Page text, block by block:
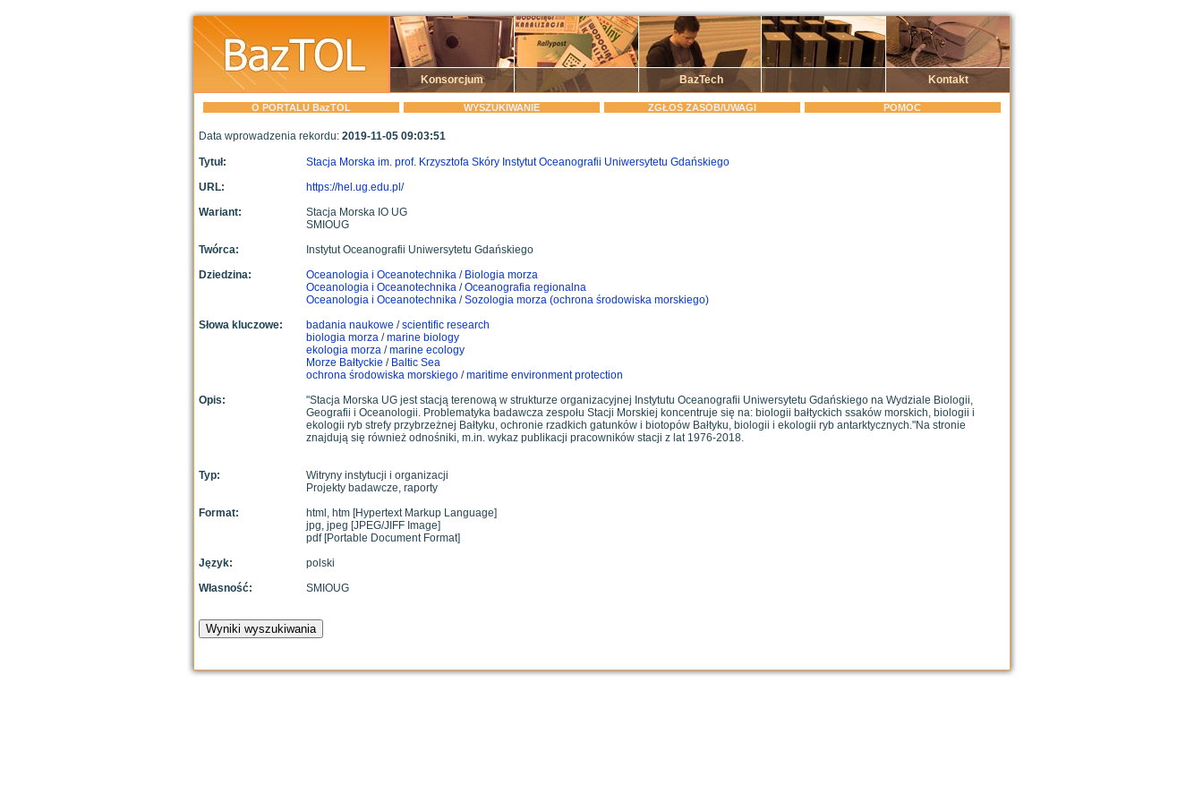
Konsorcjum BazTech Kontakt
O PORTALU BazTOL WYSZUKIWANIE ZGŁOŚ ZASÓB/UWAGI POMOC
Data wprowadzenia rekordu: 2019-11-05 09:03:51
Tytuł:
Stacja Morska im. prof. Krzysztofa Skóry Instytut Oceanografii Uniwersytetu Gdańskiego
URL:
https://hel.ug.edu.pl/
Wariant:
Stacja Morska IO UG
SMIOUG
Twórca:
Instytut Oceanografii Uniwersytetu Gdańskiego
Dziedzina:
Oceanologia i Oceanotechnika/ Biologia morza
Oceanologia i Oceanotechnika/Oceanografia regionalna
Oceanologia i Oceanotechnika/Sozologia morza (ochrona środowiska morskiego)
Słowa kluczowe:
badania naukowe /scientific research
biologia morza/marine biology
ekologia morza/marine ecology
Morze Bałtyckie / Baltic Sea
ochrona środowiska morskiego/maritime environment protection
Opis:
"Stacja Morska UG jest stacją terenową w strukturze organizacyjnej Instytutu Oceanografii Uniwersytetu Gdańskiego na Wydziale Biologii,
Geografii i Oceanologii. Problematyka badawcza zespołu Stacji Morskiej koncentruje się na: biologii bałtyckich ssaków morskich, biologii i
ekologii ryb strefy przybrzeżnej Bałtyku, ochronie rzadkich gatunków i biotopów Bałtyku, biologii i ekologii ryb antarktycznych."Na stronie
znajdują się również odnośniki, m.in. wykaz publikacji pracowników stacji z lat 1976-2018.
Typ:
Witryny instytucji i organizacji
Projekty badawcze, raporty
Format:
html, htm [Hypertext Markup Language]
jpg, jpeg [JPEG/JIFF Image]
pdf [Portable Document Format]
Język:
polski
Własność:
SMIOUG